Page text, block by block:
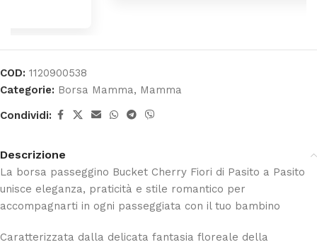
COD: 1120900538
Categorie: Borsa Mamma, Mamma
Condividi:
Descrizione
La borsa passeggino Bucket Cherry Fiori di Pasito a Pasito
unisce eleganza, praticità e stile romantico per
accompagnarti in ogni passeggiata con il tuo bambino
Caratterizzata dalla delicata fantasia floreale della